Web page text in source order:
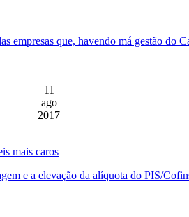
empresas que, havendo má gestão
11
ago
2017
mais caros
e a elevação da alíquota do PIS/